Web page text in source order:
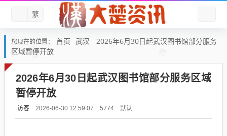
繁
您现在的位置： 首页 武汉
2026年6月30日起武汉图书馆部分服务
区域暂停开放
2026年6月30日起武汉图书馆部分服务区域
暂停开放
访客 2026-06-30 12:59:07 5774 默认